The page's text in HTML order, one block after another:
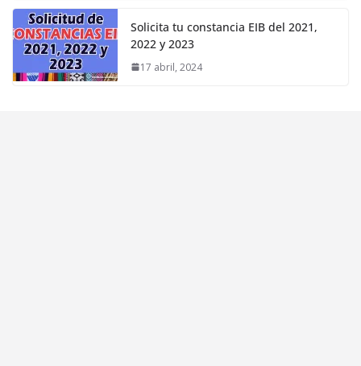
Solicita tu constancia EIB del 2021,
2022 y 2023
17 abril, 2024